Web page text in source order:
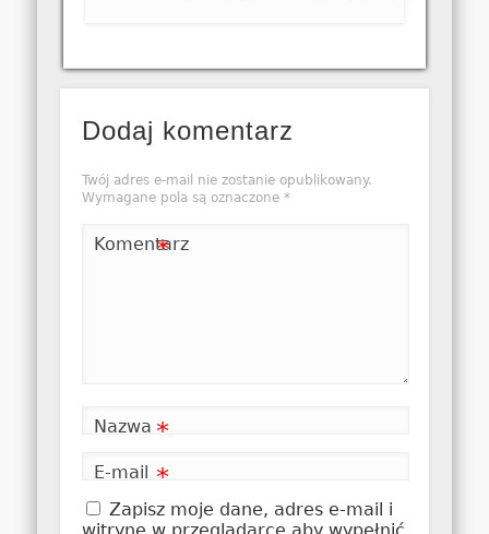
Dodaj komentarz
Twój adres e-mail nie zostanie opublikowany.
Wymagane pola są oznaczone *
Komentarz
*
Nazwa *
E-mail *
Zapisz moje dane, adres e-mail i